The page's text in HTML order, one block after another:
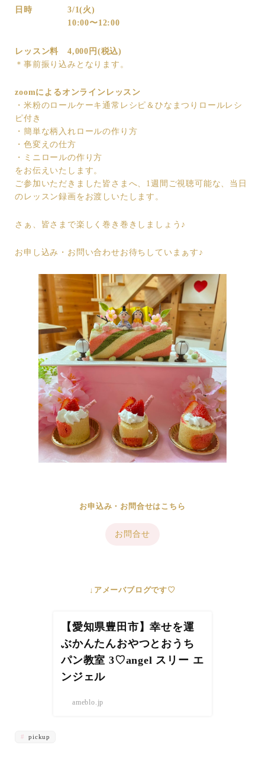
日時 3/1(火)
10:00〜12:00
レッスン料 4,000円(税込)
＊事前振り込みとなります。
zoomによるオンラインレッスン
・米粉のロールケーキ通常レシピ＆ひなまつりロールレシ
ピ付き
・簡単な柄入れロールの作り方
・色変えの仕方
・ミニロールの作り方
をお伝えいたします。
ご参加いただきました皆さまへ、1週間ご視聴可能な、当日
のレッスン録画をお渡しいたします。
さぁ、皆さまで楽しく巻き巻きしましょう♪
お申し込み・お問い合わせお待ちしていまぁす♪
お申込み・お問合せはこちら
お問合せ
↓アメーバブログです♡
【愛知県豊田市】幸せを運
ぶかんたんおやつとおうち
パン教室 3♡angel スリー エ
ンジェル
ameblo.jp
pickup